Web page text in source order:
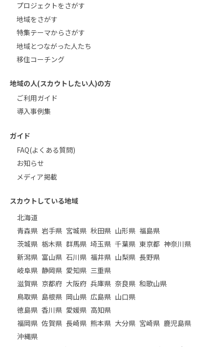
プロジェクトをさがす
地域をさがす
特集テーマからさがす
地域とつながった人たち
移住コーチング
地域の人(スカウトしたい人)の方
ご利用ガイド
導入事例集
ガイド
FAQ(よくある質問)
お知らせ
メディア掲載
スカウトしている地域
北海道
青森県 岩手県 宮城県 秋田県 山形県 福島県
茨城県 栃木県 群馬県 埼玉県 千葉県 東京都 神奈川県
新潟県 富山県 石川県 福井県 山梨県 長野県
岐阜県 静岡県 愛知県 三重県
滋賀県 京都府 大阪府 兵庫県 奈良県 和歌山県
鳥取県 島根県 岡山県 広島県 山口県
徳島県 香川県 愛媛県 高知県
福岡県 佐賀県 長崎県 熊本県 大分県 宮崎県 鹿児島県
沖縄県